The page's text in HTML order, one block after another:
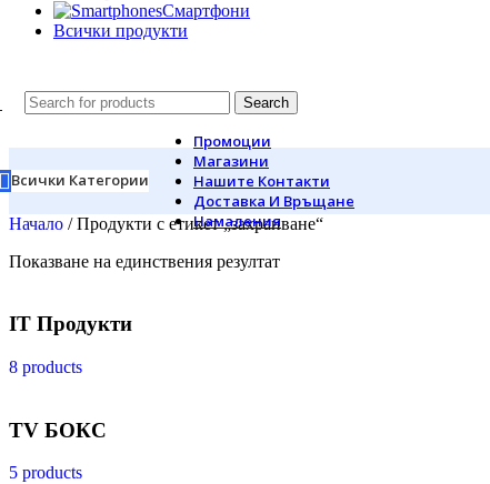
Смартфони
Всички продукти
Search
Всички Категории
Промоции
Магазини
Нашите Контакти
Доставка И Връщане
Намаления
Начало / Продукти с етикет „захранване“
Показване на единствения резултат
IT Продукти
8 products
TV БОКС
5 products